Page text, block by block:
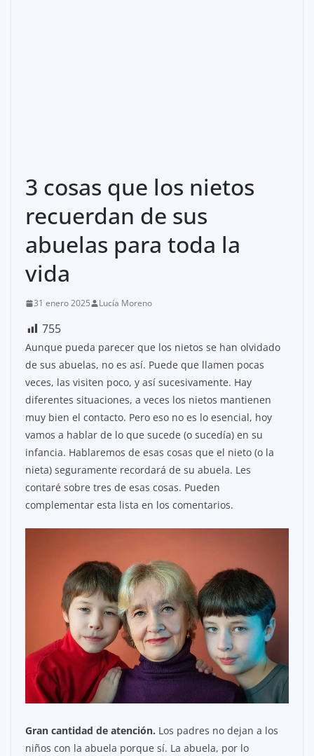
3 cosas que los nietos
recuerdan de sus
abuelas para toda la
vida
31 enero 2025 Lucía Moreno
755
Aunque pueda parecer que los nietos se han olvidado
de sus abuelas, no es así. Puede que llamen pocas
veces, las visiten poco, y así sucesivamente. Hay
diferentes situaciones, a veces los nietos mantienen
muy bien el contacto. Pero eso no es lo esencial, hoy
vamos a hablar de lo que sucede (o sucedía) en su
infancia. Hablaremos de esas cosas que el nieto (o la
nieta) seguramente recordará de su abuela. Les
contaré sobre tres de esas cosas. Pueden
complementar esta lista en los comentarios.
Gran cantidad de atención. Los padres no dejan a los
niños con la abuela porque sí. La abuela, por lo